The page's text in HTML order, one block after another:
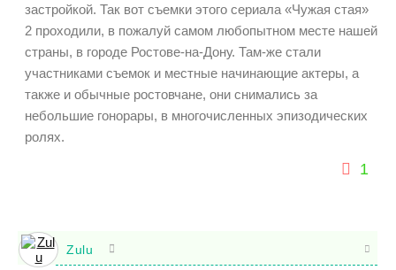
застройкой. Так вот съемки этого сериала «Чужая стая»
2 проходили, в пожалуй самом любопытном месте нашей
страны, в городе Ростове-на-Дону. Там-же стали
участниками съемок и местные начинающие актеры, а
также и обычные ростовчане, они снимались за
небольшие гонорары, в многочисленных эпизодических
ролях.
1
Zulu